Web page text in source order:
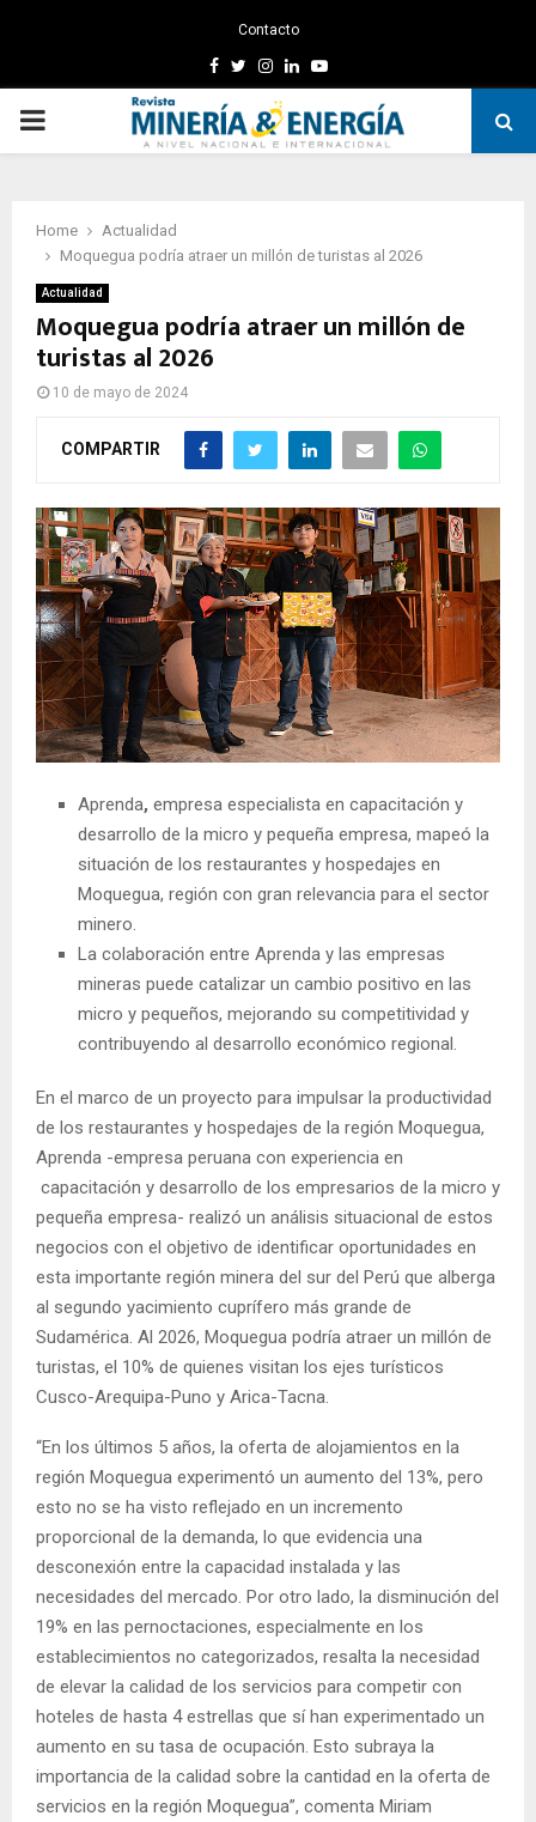
Contacto
Facebook
TwitterInstagram
LinkedinYoutube
PRIMARY
Home
Actualidad
Moquegua podría atraer un millón de turistas al 2026
Actualidad
Moquegua podría atraer un millón de
turistas al 2026
10 de mayo de 2024
COMPARTIR
Aprenda, empresa especialista en capacitación y
desarrollo de la micro y pequeña empresa, mapeó la
situación de los restaurantes y hospedajes en
Moquegua, región con gran relevancia para el sector
minero.
La colaboración entre Aprenda y las empresas
mineras puede catalizar un cambio positivo en las
micro y pequeños, mejorando su competitividad y
contribuyendo al desarrollo económico regional.
En el marco de un proyecto para impulsar la productividad
de los restaurantes y hospedajes de la región Moquegua,
Aprenda -empresa peruana con experiencia en
capacitación y desarrollo de los empresarios de la micro y
pequeña empresa- realizó un análisis situacional de estos
negocios con el objetivo de identificar oportunidades en
esta importante región minera del sur del Perú que alberga
al segundo yacimiento cuprífero más grande de
Sudamérica. Al 2026, Moquegua podría atraer un millón de
turistas, el 10% de quienes visitan los ejes turísticos
Cusco-Arequipa-Puno y Arica-Tacna.
“En los últimos 5 años, la oferta de alojamientos en la
región Moquegua experimentó un aumento del 13%, pero
esto no se ha visto reflejado en un incremento
proporcional de la demanda, lo que evidencia una
desconexión entre la capacidad instalada y las
necesidades del mercado. Por otro lado, la disminución del
19% en las pernoctaciones, especialmente en los
establecimientos no categorizados, resalta la necesidad
de elevar la calidad de los servicios para competir con
hoteles de hasta 4 estrellas que sí han experimentado un
aumento en su tasa de ocupación. Esto subraya la
importancia de la calidad sobre la cantidad en la oferta de
servicios en la región Moquegua”, comenta Miriam